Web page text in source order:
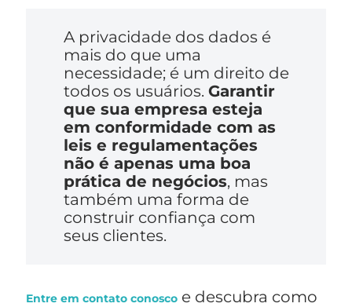
A privacidade dos dados é
mais do que uma
necessidade; é um direito de
todos os usuários. Garantir
que sua empresa esteja
em conformidade com as
leis e regulamentações
não é apenas uma boa
prática de negócios, mas
também uma forma de
construir confiança com
seus clientes.
Entre em contato conosco e descubra como